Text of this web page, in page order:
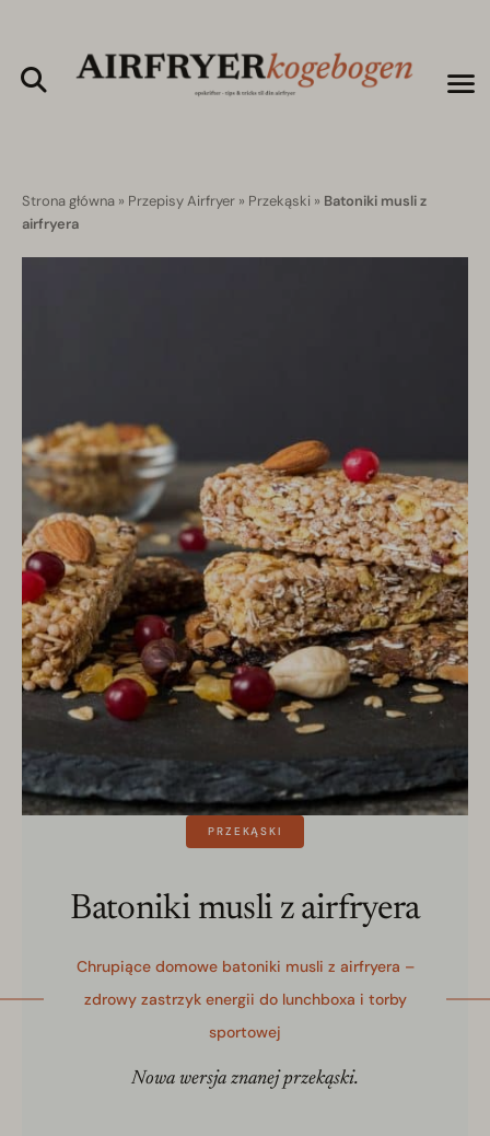
Strona główna » Przepisy Airfryer » Przekąski » Batoniki musli z
airfryera
PRZEKĄSKI
Batoniki musli z airfryera
Chrupiące domowe batoniki musli z airfryera –
zdrowy zastrzyk energii do lunchboxa i torby
sportowej
Nowa wersja znanej przekąski.